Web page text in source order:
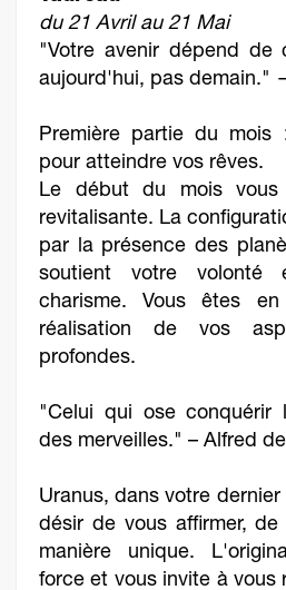
du 21 Avril au 21 Mai
"Votre avenir dépend de
aujourd'hui, pas demain."
Première partie du mois
pour atteindre vos rêves.
Le début du mois vous
revitalisante. La
par la présence des
soutient votre volonté
charisme. Vous êtes
réalisation de vos
profondes.
"Celui qui ose conquérir
des merveilles." – Alfred
Uranus, dans votre
désir de vous affirmer,
manière unique.
force et vous invite à vous